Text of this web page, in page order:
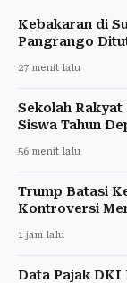
Kebakaran di
Pangrango
27 menit lalu
Sekolah Rakyat
Siswa Tahun
56 menit lalu
Trump Batasi
Kontroversi
1 jam lalu
Data Pajak DKI